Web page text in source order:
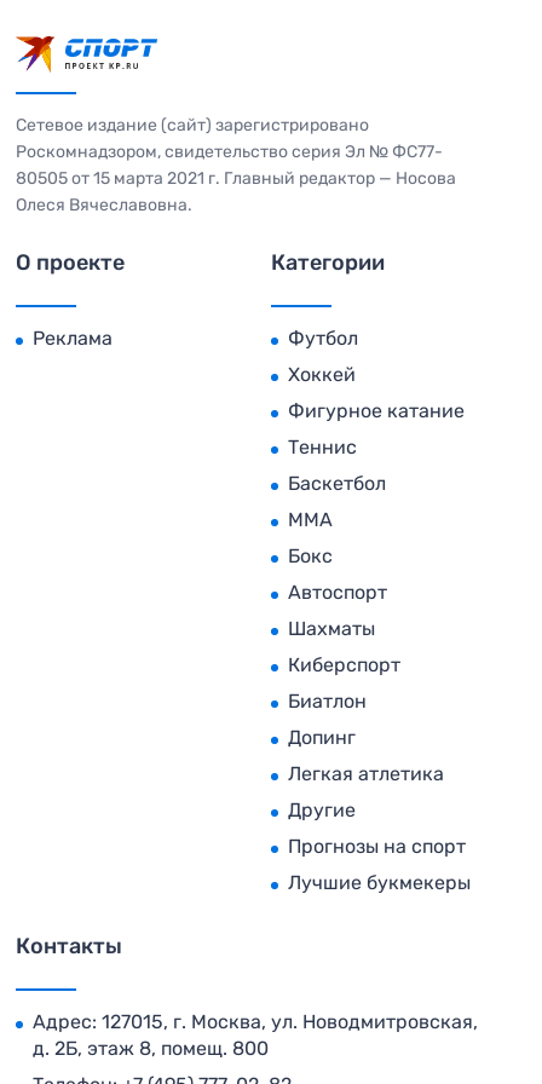
Сетевое издание (сайт) зарегистрировано
Роскомнадзором, свидетельство серия Эл № ФС77-
80505 от 15 марта 2021 г. Главный редактор — Носова
Олеся Вячеславовна.
О проекте
Реклама
Категории
Футбол
Хоккей
Фигурное катание
Теннис
Баскетбол
MMA
Бокс
Автоспорт
Шахматы
Киберспорт
Биатлон
Допинг
Легкая атлетика
Другие
Прогнозы на спорт
Лучшие букмекеры
Контакты
Адрес: 127015, г. Москва, ул. Новодмитровская,
д. 2Б, этаж 8, помещ. 800